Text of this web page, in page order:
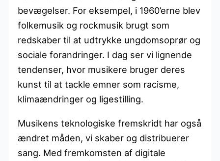
bevægelser. For eksempel, i 1960’erne blev
folkemusik og rockmusik brugt som
redskaber til at udtrykke ungdomsoprør og
sociale forandringer. I dag ser vi lignende
tendenser, hvor musikere bruger deres
kunst til at tackle emner som racisme,
klimaændringer og ligestilling.
Musikens teknologiske fremskridt har også
ændret måden, vi skaber og distribuerer
sang. Med fremkomsten af digitale